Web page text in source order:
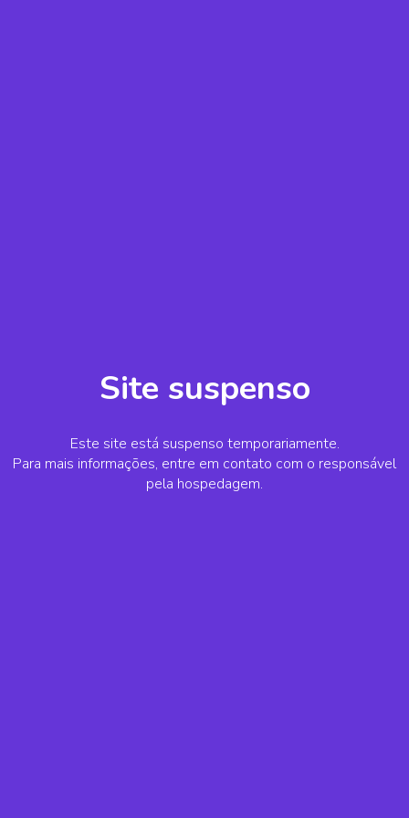
Site suspenso
Este site está suspenso temporariamente.
Para mais informações, entre em contato com o responsável
pela hospedagem.